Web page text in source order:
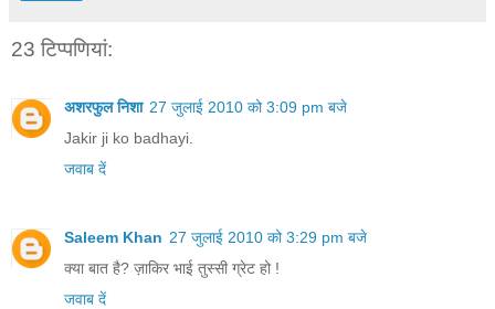
23 टिप्‍पणियां:
अशरफुल निशा 27 जुलाई 2010 को 3:09 pm बजे
Jakir ji ko badhayi.
जवाब दें
Saleem Khan 27 जुलाई 2010 को 3:29 pm बजे
क्या बात है? ज़ाकिर भाई तुस्सी ग्रेट हो !
जवाब दें